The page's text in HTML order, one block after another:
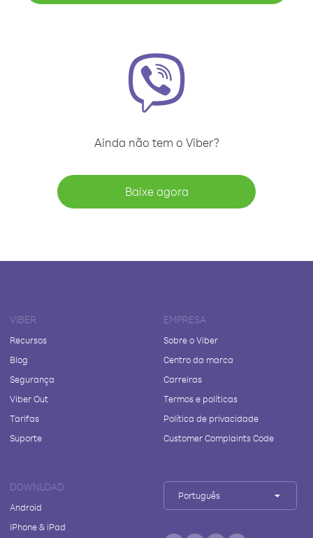
Ainda não tem o Viber?
Baixe agora
VIBER
Recursos
Blog
Segurança
Viber Out
Tarifas
Suporte
EMPRESA
Sobre o Viber
Centro da marca
Carreiras
Termos e políticas
Política de privacidade
Customer Complaints Code
DOWNLOAD
Android
iPhone & iPad
Português